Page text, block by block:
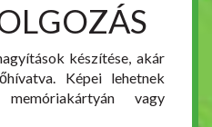
készítése, akár
Képei lehetnek
vagy